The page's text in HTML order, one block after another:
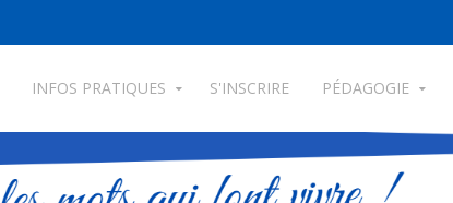
INFOS PRATIQUES S'INSCRIRE PÉDAGOGIE